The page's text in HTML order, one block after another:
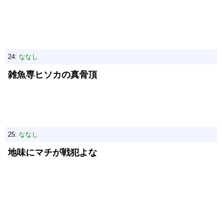
24: ななし
雑魚専ヒソカの真骨頂
25: ななし
地味にマチが戦犯よな